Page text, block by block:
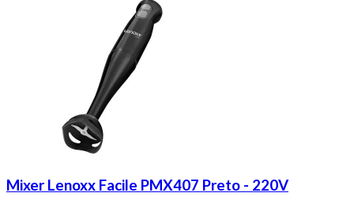
Mixer Lenoxx Facile PMX407 Preto - 220V